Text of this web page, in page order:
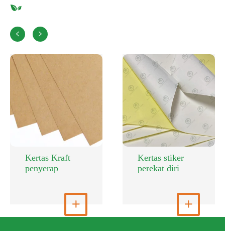
 
Kertas Kraft
penyerap
Lihat Selengkapnya

Kertas stiker
perekat diri
Lihat Selengkapnya
